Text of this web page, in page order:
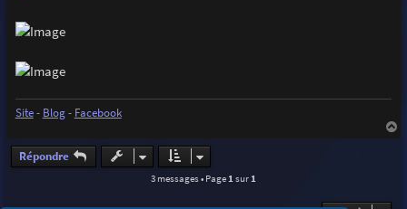
Site- Blog- Facebook
a
Répondre
3 messages • Page1sur1